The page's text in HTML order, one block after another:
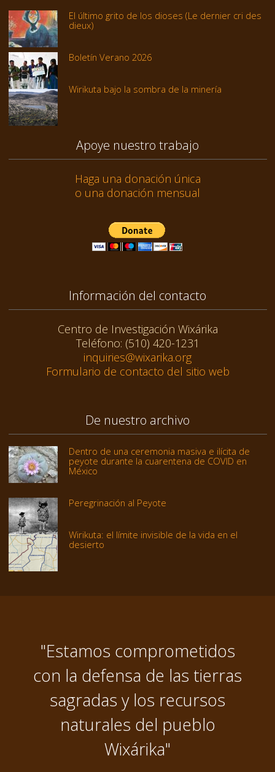
El último grito de los dioses (Le dernier cri des
dieux)
Boletín Verano 2026
Wirikuta bajo la sombra de la minería
Apoye nuestro trabajo
Haga una donación única
o una donación mensual
Información del contacto
Centro de Investigación Wixárika
Teléfono: (510) 420-1231
inquiries@wixarika.org
Formulario de contacto del sitio web
De nuestro archivo
Dentro de una ceremonia masiva e ilícita de
peyote durante la cuarentena de COVID en
México
Peregrinación al Peyote
Wirikuta: el límite invisible de la vida en el
desierto
"Estamos comprometidos
con la defensa de las tierras
sagradas y los recursos
naturales del pueblo
Wixárika"